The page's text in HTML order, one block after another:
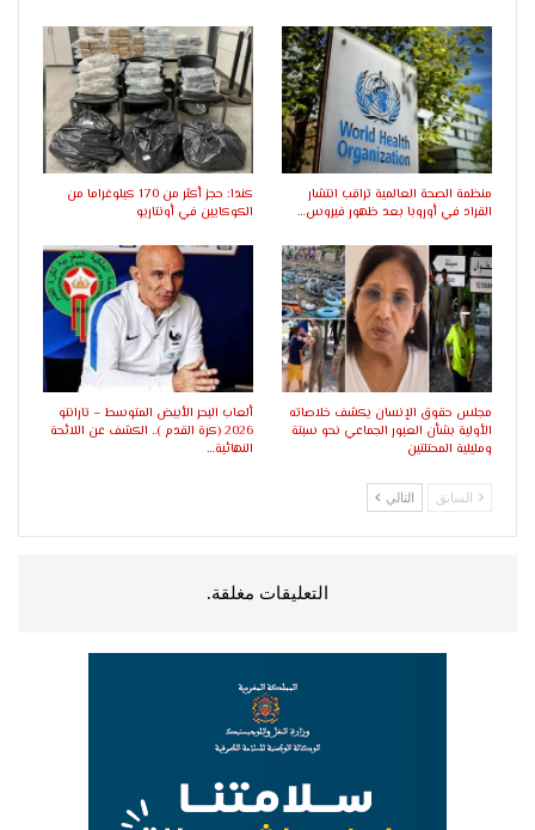
منظمة الصحة العالمية تراقب انتشار
القراد في أوروبا بعد ظهور فيروس…
كندا: حجز أكثر من 170 كيلوغراما من
الكوكايين في أونتاريو
مجلس حقوق الإنسان يكشف خلاصاته
الأولية بشأن العبور الجماعي نحو سبتة
ومليلية المحتلتين
ألعاب البحر الأبيض المتوسط – تارانتو
2026 (كرة القدم ).. الكشف عن اللائحة
النهائية…
السابق التالي
التعليقات مغلقة.